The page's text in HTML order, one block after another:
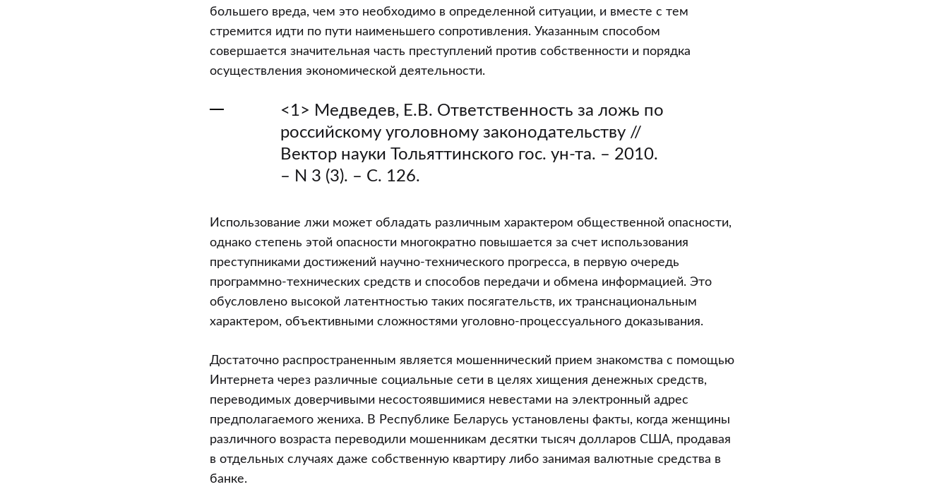
большего вреда, чем это необходимо в определенной ситуации, и вместе с тем
стремится идти по пути наименьшего сопротивления. Указанным способом
совершается значительная часть преступлений против собственности и порядка
осуществления экономической деятельности.
<1> Медведев, Е.В. Ответственность за ложь по
российскому уголовному законодательству //
Вектор науки Тольяттинского гос. ун-та. – 2010.
– N 3 (3). – С. 126.
Использование лжи может обладать различным характером общественной опасности,
однако степень этой опасности многократно повышается за счет использования
преступниками достижений научно-технического прогресса, в первую очередь
программно-технических средств и способов передачи и обмена информацией. Это
обусловлено высокой латентностью таких посягательств, их транснациональным
характером, объективными сложностями уголовно-процессуального доказывания.
Достаточно распространенным является мошеннический прием знакомства с помощью
Интернета через различные социальные сети в целях хищения денежных средств,
переводимых доверчивыми несостоявшимися невестами на электронный адрес
предполагаемого жениха. В Республике Беларусь установлены факты, когда женщины
различного возраста переводили мошенникам десятки тысяч долларов США, продавая
в отдельных случаях даже собственную квартиру либо занимая валютные средства в
банке.